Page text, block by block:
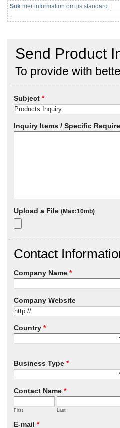
Sök mer information om jis standard: